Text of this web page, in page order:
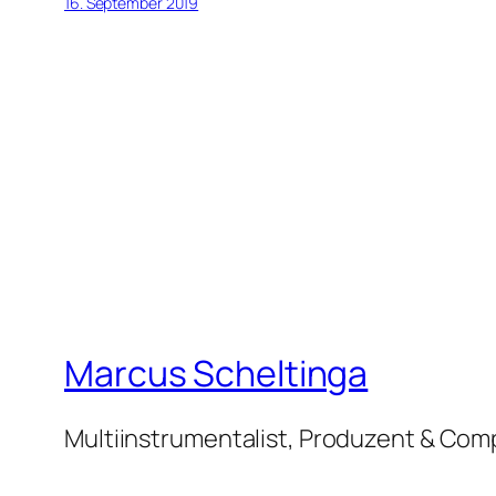
Marcus Scheltinga
Multiinstrumentalist, Produzent &